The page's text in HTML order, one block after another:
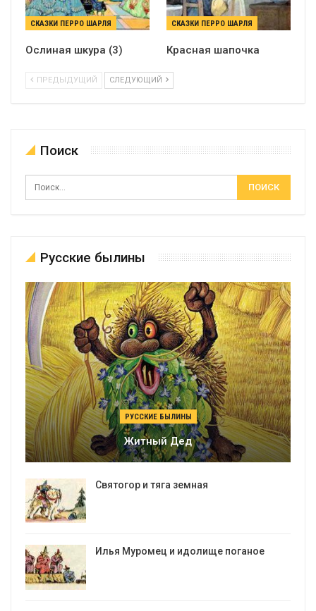
СКАЗКИ ПЕРРО ШАРЛЯ
Ослиная шкура (3)
СКАЗКИ ПЕРРО ШАРЛЯ
Красная шапочка
ПРЕДЫДУЩИЙ СЛЕДУЮЩИЙ
Поиск
Русские былины
РУССКИЕ БЫЛИНЫ
Житный Дед
Святогор и тяга земная
Илья Муромец и идолище поганое